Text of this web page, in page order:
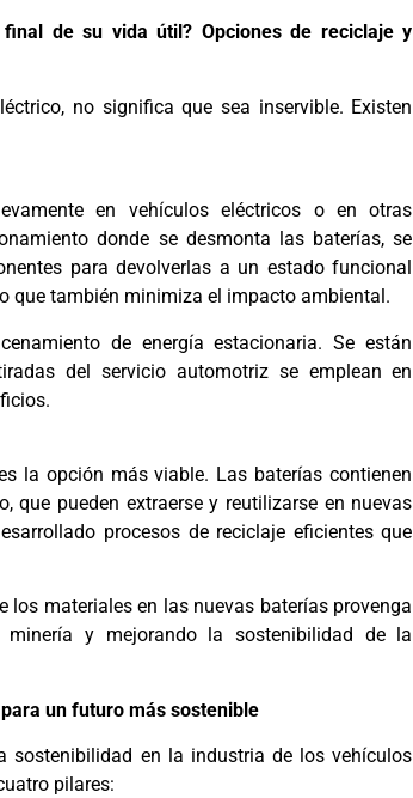
de su vida útil? Opciones de reciclaje y
no significa que sea inservible. Existen
en vehículos eléctricos o en otras
donde se desmonta las baterías, se
para devolverlas a un estado funcional
que también minimiza el impacto ambiental.
de energía estacionaria. Se están
del servicio automotriz se emplean en
la opción más viable. Las baterías contienen
que pueden extraerse y reutilizarse en nuevas
procesos de reciclaje eficientes que
los materiales en las nuevas baterías provenga
y mejorando la sostenibilidad de la
un futuro más sostenible
sostenibilidad en la industria de los vehículos
pilares: